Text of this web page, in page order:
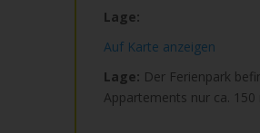
Lage:
Auf Karte anzeigen
Lage: Der Ferienpark
Appartements nur ca.